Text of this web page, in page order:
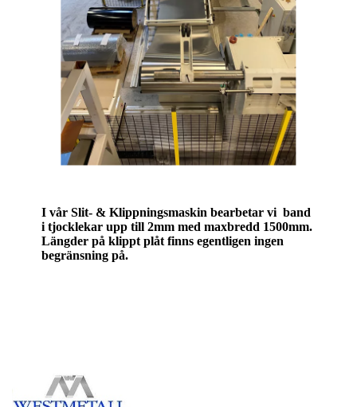
I vår Slit- & Klippningsmaskin bearbetar vi band
i tjocklekar upp till 2mm med maxbredd 1500mm.
Längder på klippt plåt finns egentligen ingen
begränsning på.